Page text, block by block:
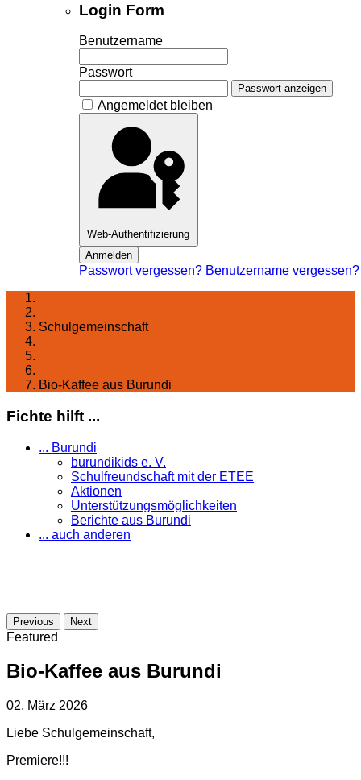
Login Form
Benutzername
Passwort
Passwort anzeigen
Angemeldet bleiben
Web-Authentifizierung
Anmelden
Passwort vergessen? Benutzername vergessen?
Schulgemeinschaft
Bio-Kaffee aus Burundi
Fichte hilft ...
... Burundi
burundikids e. V.
Schulfreundschaft mit der ETEE
Aktionen
Unterstützungsmöglichkeiten
Berichte aus Burundi
... auch anderen
Previous Next
Featured
Bio-Kaffee aus Burundi
02. März 2026
Liebe Schulgemeinschaft,
Premiere!!!